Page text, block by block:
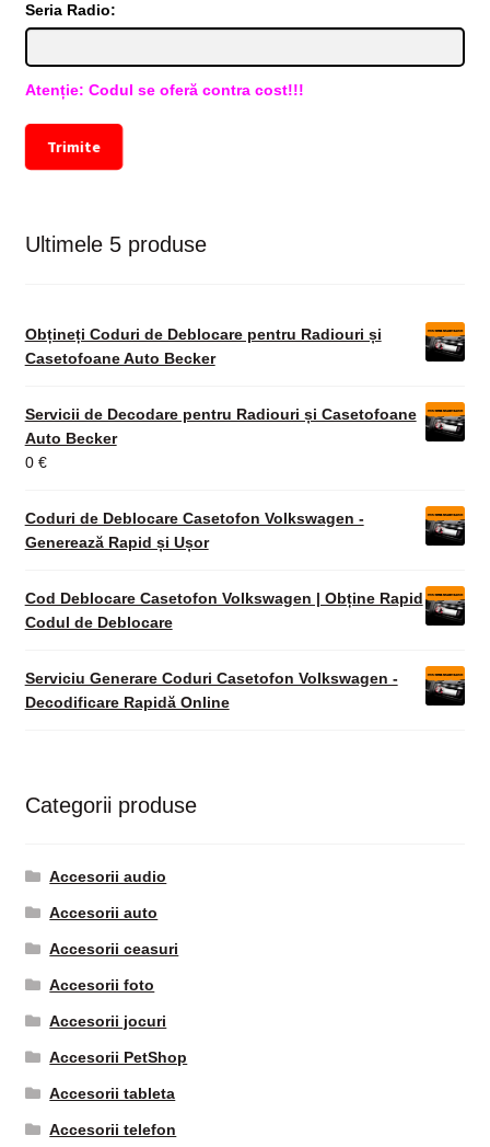
Seria Radio:
Atenție: Codul se oferă contra cost!!!
Trimite
Ultimele 5 produse
Obțineți Coduri de Deblocare pentru Radiouri și
Casetofoane Auto Becker
Servicii de Decodare pentru Radiouri și Casetofoane
Auto Becker
0 €
Coduri de Deblocare Casetofon Volkswagen -
Generează Rapid și Ușor
Cod Deblocare Casetofon Volkswagen | Obține Rapid
Codul de Deblocare
Serviciu Generare Coduri Casetofon Volkswagen -
Decodificare Rapidă Online
Categorii produse
Accesorii audio
Accesorii auto
Accesorii ceasuri
Accesorii foto
Accesorii jocuri
Accesorii PetShop
Accesorii tableta
Accesorii telefon